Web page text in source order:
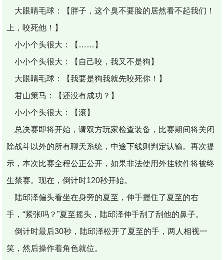
大眼睛毛球：【胖子，这个臭不要脸的居然看不起我们！
上，咬死他！】
小小个头很大：【……】
小小个头很大：【自己咬，我又不是狗】
大眼睛毛球：【我要是狗我就先咬死你！】
君山策马：【还没有成功？】
小小个头很大：【滚】
总决赛即将开始，请双方玩家检查装备，比赛期间将关闭
除战斗以外的所有聊天系统，中途下线则判定认输。再次提
示，本次比赛全程公正公开，如果非法使用外挂软件将被终
生禁赛。现在，倒计时120秒开始。
陆邱泽偏头看坐在身旁的夏至，伸手握住了夏至的右
手，“紧张吗？”夏至摇头，陆邱泽伸手刮了刮他的鼻子。
倒计时最后30秒，陆邱泽松开了夏至的手，两人相视一
笑，然后操作着角色就位。